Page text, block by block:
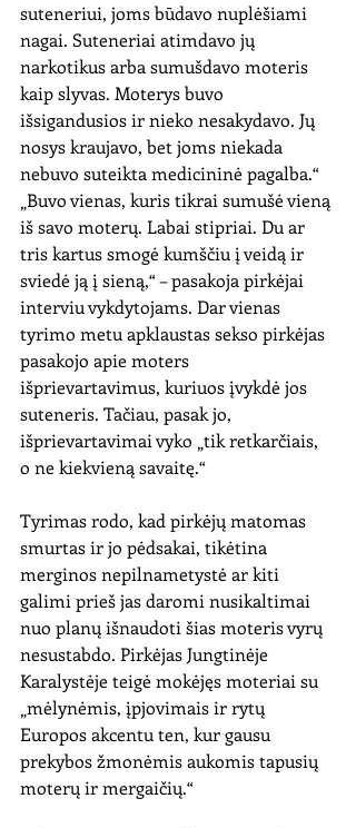
suteneriui, joms būdavo nuplėšiami
nagai. Suteneriai atimdavo jų
narkotikus arba sumušdavo moteris
kaip slyvas. Moterys buvo
išsigandusios ir nieko nesakydavo. Jų
nosys kraujavo, bet joms niekada
nebuvo suteikta medicininė pagalba.“
„Buvo vienas, kuris tikrai sumušė vieną
iš savo moterų. Labai stipriai. Du ar
tris kartus smogė kumščiu į veidą ir
sviedė ją į sieną,“ – pasakoja pirkėjai
interviu vykdytojams. Dar vienas
tyrimo metu apklaustas sekso pirkėjas
pasakojo apie moters
išprievartavimus, kuriuos įvykdė jos
suteneris. Tačiau, pasak jo,
išprievartavimai vyko „tik retkarčiais,
o ne kiekvieną savaitę.“
Tyrimas rodo, kad pirkėjų matomas
smurtas ir jo pėdsakai, tikėtina
merginos nepilnametystė ar kiti
galimi prieš jas daromi nusikaltimai
nuo planų išnaudoti šias moteris vyrų
nesustabdo. Pirkėjas Jungtinėje
Karalystėje teigė mokėjęs moteriai su
„mėlynėmis, įpjovimais ir rytų
Europos akcentu ten, kur gausu
prekybos žmonėmis aukomis tapusių
moterų ir mergaičių.“